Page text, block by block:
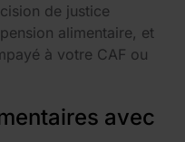
de justice
alimentaire, et
à votre CAF ou
avec